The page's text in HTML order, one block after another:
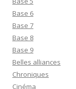
Base 6
Base 7
Base 8
Base 9
Belles alliances
Chroniques
Cinéma